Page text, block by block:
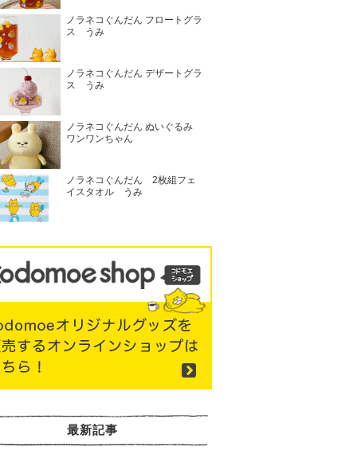
ノラネコぐんだん フロートグラ
ス うみ
ノラネコぐんだん デザートグラ
ス うみ
ノラネコぐんだん ぬいぐるみ
ワンワンちゃん
ノラネコぐんだん 2枚組フェ
イスタオル うみ
最新記事